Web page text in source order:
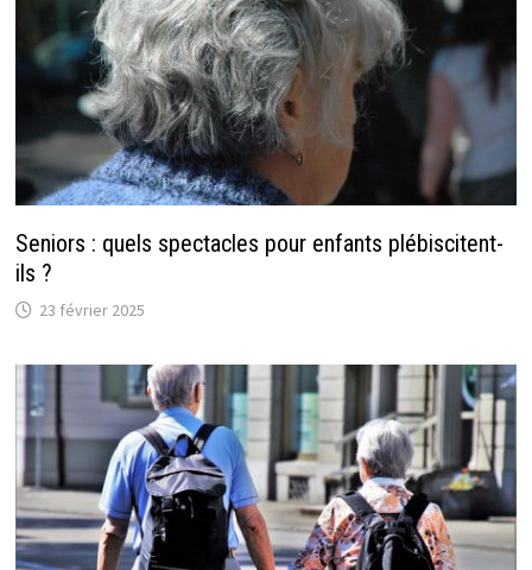
Seniors : quels spectacles pour enfants plébiscitent-
ils ?
23 février 2025